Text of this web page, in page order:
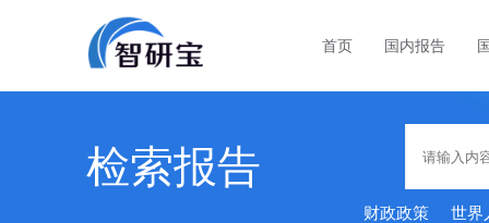
首页 国内报告
检索报告
财政政策 世界